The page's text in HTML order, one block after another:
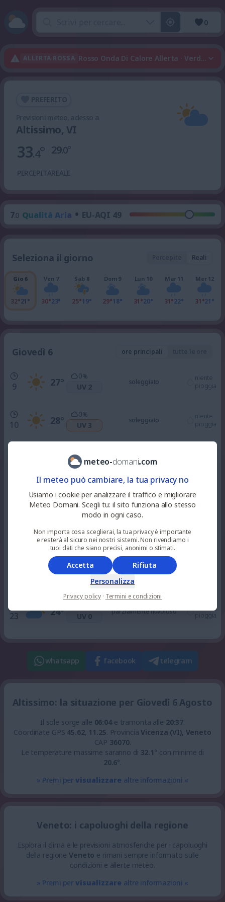
0
ALLERTA ROSSA Rosso Onda Di Calore Allerta · Verde
Altissimo, VI
33.4°
PERCEPITA
29.0°
REALE
7.0 Qualità Aria • EU-AQI 49
Seleziona il giorno Reali
Gio 6
32°21°
Ven 7
30°23°
Sab 8
25°19°
Dom 9
29°18°
Lun 10
31°20°
Mar 11
31°22°
Mer 12
31°21°
Giovedì 6 ore principali
9 27°
0%
UV 2
soleggiato
niente
pioggia
10 28°
0%
UV 3
soleggiato
niente
pioggia
UV 6
parzialmente nuvoloso
32° UV 7
alquanto soleggiato
niente
31°
82 %
UV 3
alquanto soleggiato
26°
0%
UV 0
sereno
23 24° UV 0
parzialmente nuvoloso
pioggia
whatsapp facebook telegram
Altissimo: la situazione per Giovedì 6 Agosto
Il sole sorge alle 06:04e tramonta alle 20:37.
Coordinate GPS 45.62, 11.25. ProvinciaVicenza (VI), Veneto
CAP 36070.
Le temperature massime saranno di 32.1° con minime di
20.6°.
» Premi pervisualizzare altre informazioni «
Veneto: i capoluoghi della regione
Esplora il clima e le previsioni atmosferiche per i capoluoghi
della regioneVeneto e rimani sempre informato sulle
condizioni e allerte meteo.
» Premi pervisualizzare altre informazioni «
meteo-domani.com
Il meteo può cambiare, la tua privacy no
Usiamo i cookie per analizzare il traffico e migliorare
Meteo Domani. Scegli tu: il sito funziona allo stesso
modo in ogni caso.
Non importa cosa sceglierai, la tua privacy è importante
e resterà al sicuro nei nostri sistemi. Non rivendiamo i
tuoi dati che siano precisi, anonimi o stimati.
Accetta
Rifiuta
Personalizza
Privacy policy · Termini e condizioni